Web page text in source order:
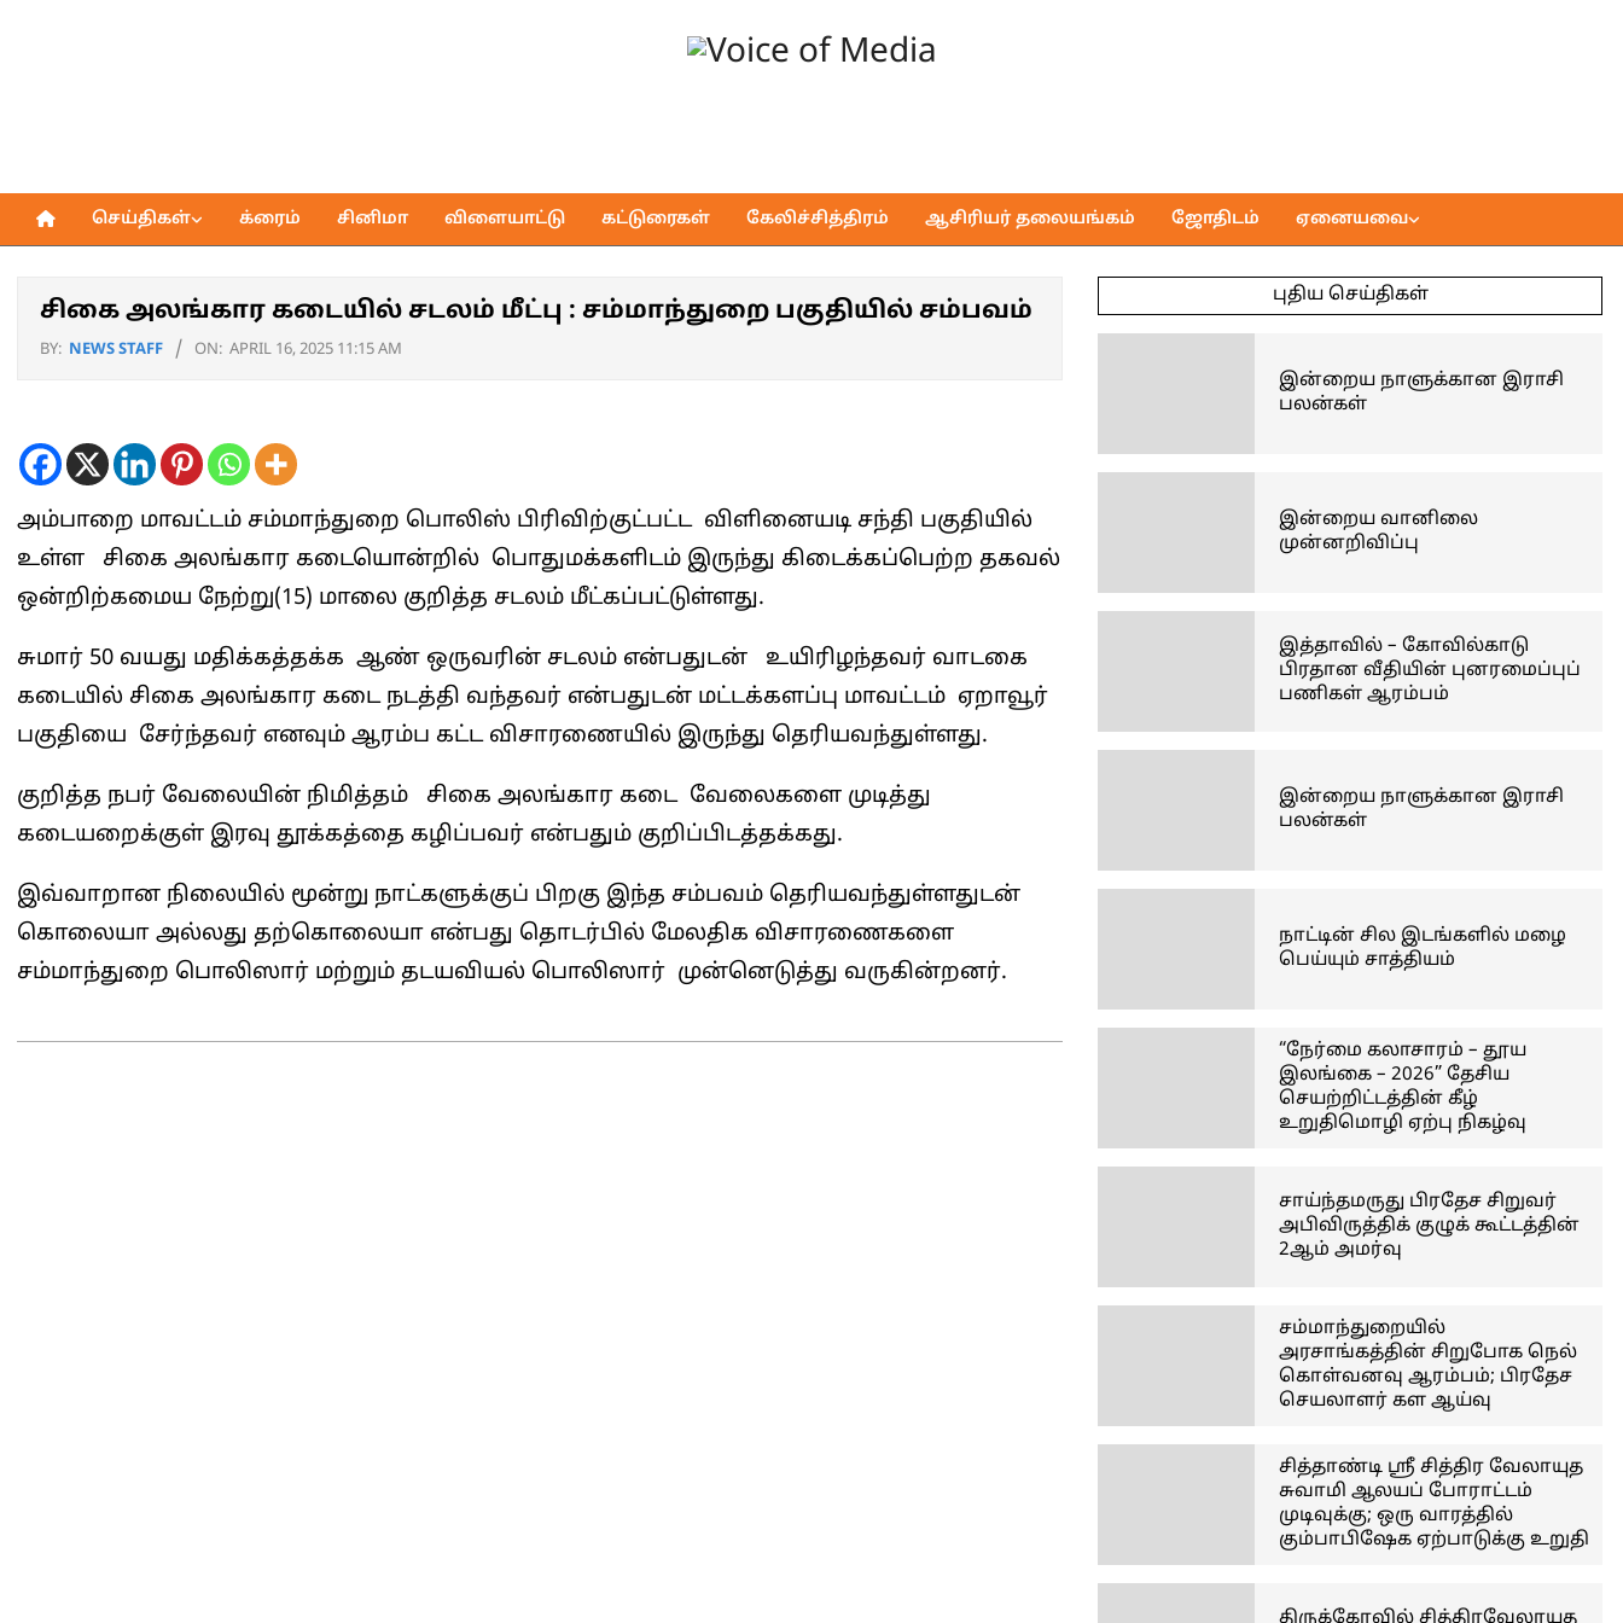
of
Media
Primary
செய்திகள் க்ரைம் சினிமா விளையாட்டு கட்டுரைகள் கேலிச்சித்திரம் ஆசிரியர் தலையங்கம் ஜோதிடம் ஏனையவை
சிகை அலங்கார கடையில் சடலம் மீட்பு : சம்மாந்துறை பகுதியில் சம்பவம்
BY: NEWS STAFF ON: APRIL 16, 2025 11:15 AM
அம்பாறை மாவட்டம் சம்மாந்துறை பொலிஸ் பிரிவிற்குட்பட்ட விளினையடி சந்தி பகுதியில்
உள்ள சிகை அலங்கார கடையொன்றில் பொதுமக்களிடம் இருந்து கிடைக்கப்பெற்ற தகவல்
ஒன்றிற்கமைய நேற்று(15) மாலை குறித்த சடலம் மீட்கப்பட்டுள்ளது.
சுமார் 50 வயது மதிக்கத்தக்க ஆண் ஒருவரின் சடலம் என்பதுடன் உயிரிழந்தவர் வாடகை
கடையில் சிகை அலங்கார கடை நடத்தி வந்தவர் என்பதுடன் மட்டக்களப்பு மாவட்டம் ஏறாவூர்
பகுதியை சேர்ந்தவர் எனவும் ஆரம்ப கட்ட விசாரணையில் இருந்து தெரியவந்துள்ளது.
குறித்த நபர் வேலையின் நிமித்தம் சிகை அலங்கார கடை வேலைகளை முடித்து
கடையறைக்குள் இரவு தூக்கத்தை கழிப்பவர் என்பதும் குறிப்பிடத்தக்கது.
இவ்வாறான நிலையில் மூன்று நாட்களுக்குப் பிறகு இந்த சம்பவம் தெரியவந்துள்ளதுடன்
கொலையா அல்லது தற்கொலையா என்பது தொடர்பில் மேலதிக விசாரணைகளை
சம்மாந்துறை பொலிஸார் மற்றும் தடயவியல் பொலிஸார் முன்னெடுத்து வருகின்றனர்.
புதிய செய்திகள்
இன்றைய நாளுக்கான இராசி
பலன்கள்
இன்றைய வானிலை
முன்னறிவிப்பு
இத்தாவில் – கோவில்காடு
பிரதான வீதியின் புனரமைப்புப்
பணிகள் ஆரம்பம்
இன்றைய நாளுக்கான இராசி
பலன்கள்
நாட்டின் சில இடங்களில் மழை
பெய்யும் சாத்தியம்
“நேர்மை கலாசாரம் – தூய
இலங்கை – 2026” தேசிய
செயற்றிட்டத்தின் கீழ்
உறுதிமொழி ஏற்பு நிகழ்வு
சாய்ந்தமருது பிரதேச சிறுவர்
அபிவிருத்திக் குழுக் கூட்டத்தின்
2ஆம் அமர்வு
சம்மாந்துறையில்
அரசாங்கத்தின் சிறுபோக நெல்
கொள்வனவு ஆரம்பம்; பிரதேச
செயலாளர் கள ஆய்வு
சித்தாண்டி ஸ்ரீ சித்திர வேலாயுத
சுவாமி ஆலயப் போராட்டம்
முடிவுக்கு; ஒரு வாரத்தில்
கும்பாபிஷேக ஏற்பாடுக்கு உறுதி